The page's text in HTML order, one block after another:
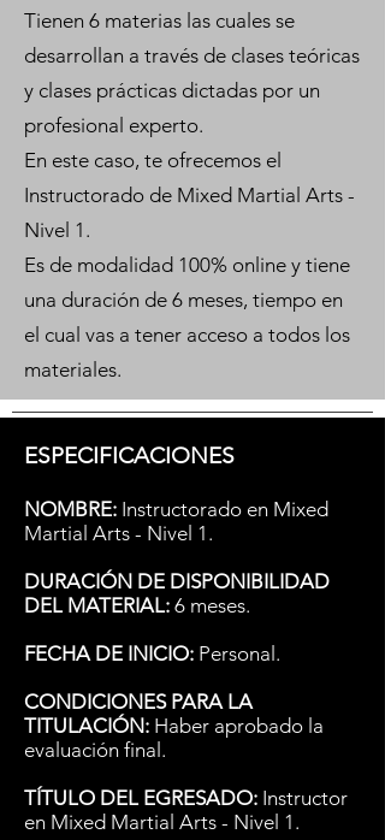
Tienen 6 materias las cuales se
desarrollan a través de clases teóricas
y clases prácticas dictadas por un
profesional experto.
En este caso, te ofrecemos el
Instructorado de Mixed Martial Arts -
Nivel 1.
Es de modalidad 100% online y tiene
una duración de 6 meses, tiempo en
el cual vas a tener acceso a todos los
materiales.
ESPECIFICACIONES
NOMBRE: Instructorado en Mixed
Martial Arts - Nivel 1.
DURACIÓN DE DISPONIBILIDAD
DEL MATERIAL: 6 meses.
FECHA DE INICIO: Personal.
CONDICIONES PARA LA
TITULACIÓN: Haber aprobado la
evaluación final.
TÍTULO DEL EGRESADO: Instructor
en Mixed Martial Arts - Nivel 1.